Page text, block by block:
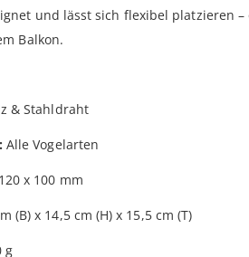
und lässt sich flexibel platzieren –
Balkon.
& Stahldraht
Alle Vogelarten
120 x 100 mm
(B) x 14,5 cm (H) x 15,5 cm (T)
g